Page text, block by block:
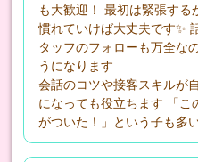
も大歓迎！ 最初は緊張する
慣れていけば大丈夫です✨
タッフのフォローも万全な
うになります
会話のコツや接客スキルが
になっても役立ちます 「こ
がついた！」という子も多